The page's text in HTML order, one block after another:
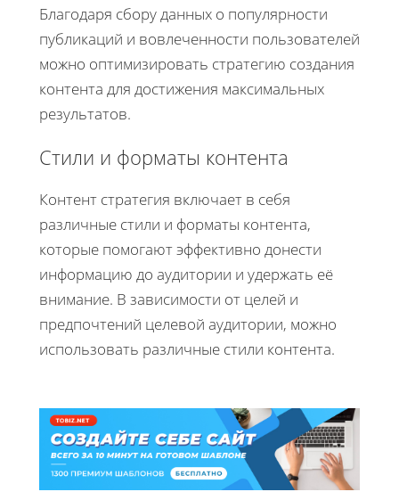
Благодаря сбору данных о популярности
публикаций и вовлеченности пользователей
можно оптимизировать стратегию создания
контента для достижения максимальных
результатов.
Стили и форматы контента
Контент стратегия включает в себя
различные стили и форматы контента,
которые помогают эффективно донести
информацию до аудитории и удержать её
внимание. В зависимости от целей и
предпочтений целевой аудитории, можно
использовать различные стили контента.